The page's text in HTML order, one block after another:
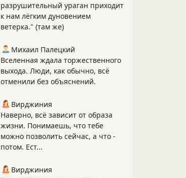
разрушительный ураган приходит
к нам лёгким дуновением
ветерка." (там же)
Михаил Палецкий
Вселенная ждала торжественного
выхода. Люди, как обычно, всё
отменили без объяснений.
Вирджиния
Наверно, всё зависит от образа
жизни. Понимаешь, что тебе
можно позволить сейчас, а что -
потом. Ест...
Вирджиния